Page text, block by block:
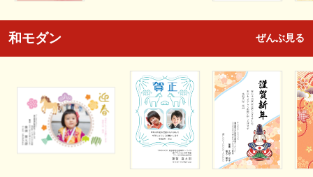
和モダン ぜんぶ見る